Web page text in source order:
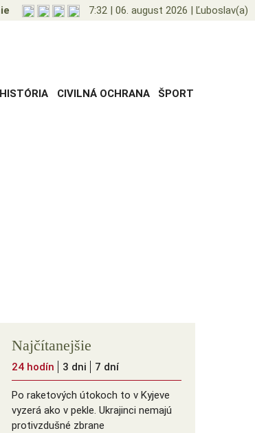
7:32 | 06. august 2026 | Ľuboslav(a)
HISTÓRIA CIVILNÁ OCHRANA ŠPORT
Najčítanejšie
24 hodín 3 dni 7 dní
Po raketových útokoch to v Kyjeve
vyzerá ako v pekle. Ukrajinci nemajú
protivzdušné zbrane